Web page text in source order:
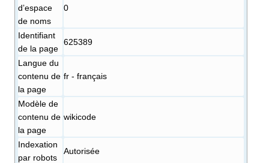
dʼespace
de noms
0
Identifiant
de la page
625389
Langue du
contenu de
la page
fr - français
Modèle de
contenu de
la page
wikicode
Indexation
par robots
Autorisée